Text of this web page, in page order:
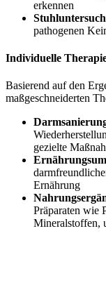
erkennen
pathogenen
Individuelle
Basierend auf den
maßgeschneiderten
gezielte
Ernährung
Präparaten wie
Mineralstoffen,